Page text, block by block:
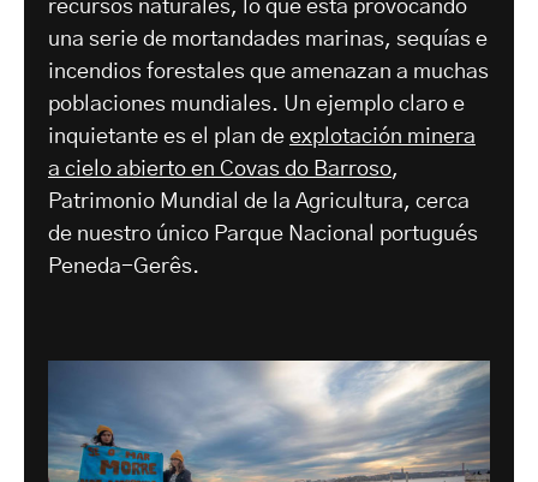
recursos naturales, lo que está provocando
una serie de mortandades marinas, sequías e
incendios forestales que amenazan a muchas
poblaciones mundiales. Un ejemplo claro e
inquietante es el plan de explotación minera
a cielo abierto en Covas do Barroso,
Patrimonio Mundial de la Agricultura, cerca
de nuestro único Parque Nacional portugués
Peneda-Gerês.